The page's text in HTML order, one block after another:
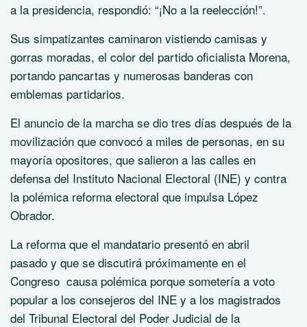
a la presidencia, respondió: “¡No a la reelección!”.
Sus simpatizantes caminaron vistiendo camisas y
gorras moradas, el color del partido oficialista Morena,
portando pancartas y numerosas banderas con
emblemas partidarios.
El anuncio de la marcha se dio tres días después de la
movilización que convocó a miles de personas, en su
mayoría opositores, que salieron a las calles en
defensa del Instituto Nacional Electoral (INE) y contra
la polémica reforma electoral que impulsa López
Obrador.
La reforma que el mandatario presentó en abril
pasado y que se discutirá próximamente en el
Congreso causa polémica porque sometería a voto
popular a los consejeros del INE y a los magistrados
del Tribunal Electoral del Poder Judicial de la